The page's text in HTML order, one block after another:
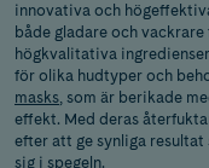
innovativa och
både gladare och
högkvalitativa
för olika hudtyper och
masks, som är berikade
effekt. Med deras
efter att ge synliga resultat
sig i spegeln.